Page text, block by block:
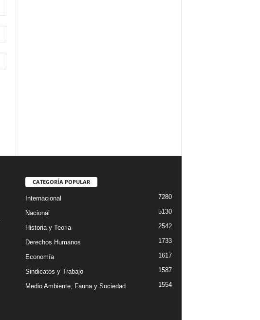
CATEGORÍA POPULAR
Internacional 7280
Nacional 5130
Historia y Teoria 2542
Derechos Humanos 1733
Economía 1617
Sindicatos y Trabajo 1587
Medio Ambiente, Fauna y Sociedad 1554